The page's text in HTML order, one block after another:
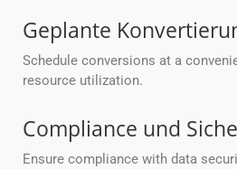
Geplante
Schedule conversions at a
resource utilization.
Compliance und
Ensure compliance with data